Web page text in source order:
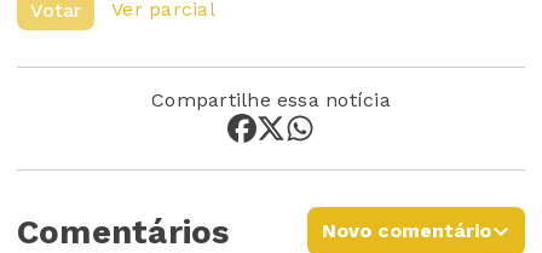
Votar Ver parcial
Compartilhe essa notícia
Comentários Novo comentário